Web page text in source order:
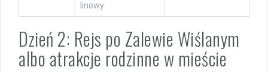
linowy
Dzień 2: Rejs po Zalewie Wiślanym
albo atrakcje rodzinne w mieście